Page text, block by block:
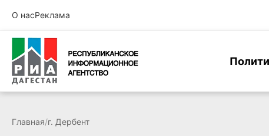
О насРеклама
Главная/г. Дербент